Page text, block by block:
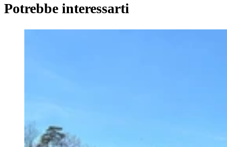
Potrebbe interessarti